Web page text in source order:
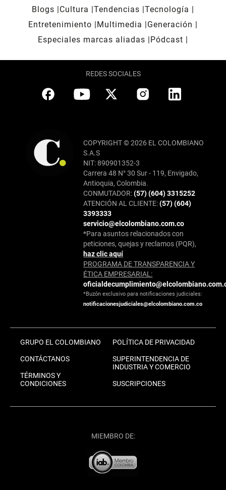
Blogs
Cultura Tendencias Tecnología
Entretenimiento
Multimedia
Generación
Especiales marcas aliadas
Pódcast
REDES SOCIALES
COPYRIGHT © 2026 EL COLOMBIANO
S.A.S
NIT: 890901352-3
Carrera 48 N° 30 Sur - 119, Envigado,
Antioquia, Colombia.
CONMUTADOR:(57) (604) 3315252
ATENCIÓN AL CLIENTE:(57) (604)
3393333
servicio@elcolombiano.com.co
*Para asuntos relacionados con
peticiones, quejas y reclamos (PQR),
haz clic aquí
PROGRAMA DE TRANSPARENCIA Y
ÉTICA EMPRESARIAL:
*Buzón exclusivo para notificaciones judiciales:
notificacionesjudiciales@elcolombiano.com.co
GRUPO EL COLOMBIANO
CONTÁCTANOS
TÉRMINOS Y
CONDICIONES
POLÍTICA DE PRIVACIDAD
SUPERINTENDENCIA DE
INDUSTRIA Y COMERCIO
SUSCRIPCIONES
MIEMBRO DE: